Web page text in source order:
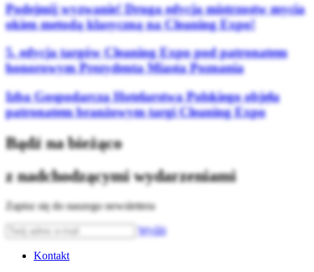
Podejmij wyzwanie! Druga edycja mistrzostw mycia
okien metodą klasyczną na Cleaning Expo!
5. edycja targów Cleaning Expo pod patronatem
honorowym Prezydenta Miasta Poznania
Izba Gospodarcza Hotelarstwa Polskiego objęła
patronatem branżowym targi Cleaning Expo
Bądź na bieżąco
z nadchodzącymi wydarzeniami
Zapisz się do naszego newslettera
Wyślij
Kontakt